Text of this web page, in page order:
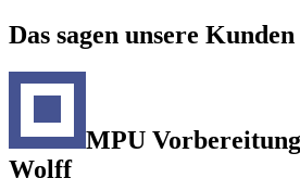
Das sagen unsere Kunden
MPU
Wolff